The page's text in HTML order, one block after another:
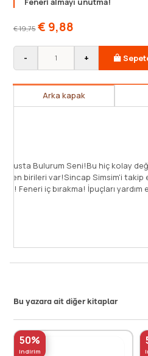
€19,75 € 9,88
- +
Arka kapak
Fenerli Kitap ile
eğlenceli halini
takip ederken dikkat
soru cevaplarla
tanıyacaklar.
Seni Okyanusta
başlıyor. [...]
Bu yazara ait diğer kitaplar
50%
indirim